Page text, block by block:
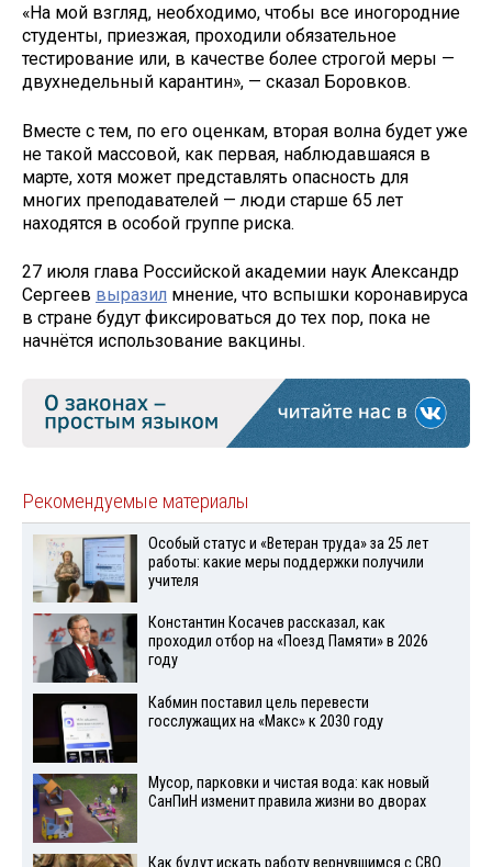
«На мой взгляд, необходимо, чтобы все иногородние
студенты, приезжая, проходили обязательное
тестирование или, в качестве более строгой меры —
двухнедельный карантин», — сказал Боровков.
Вместе с тем, по его оценкам, вторая волна будет уже
не такой массовой, как первая, наблюдавшаяся в
марте, хотя может представлять опасность для
многих преподавателей — люди старше 65 лет
находятся в особой группе риска.
27 июля глава Российской академии наук Александр
Сергеев выразил мнение, что вспышки коронавируса
в стране будут фиксироваться до тех пор, пока не
начнётся использование вакцины.
Рекомендуемые материалы
Особый статус и «Ветеран труда» за 25 лет
работы: какие меры поддержки получили
учителя
Константин Косачев рассказал, как
проходил отбор на «Поезд Памяти» в 2026
году
Кабмин поставил цель перевести
госслужащих на «Макс» к 2030 году
Мусор, парковки и чистая вода: как новый
СанПиН изменит правила жизни во дворах
Как будут искать работу вернувшимся с СВО